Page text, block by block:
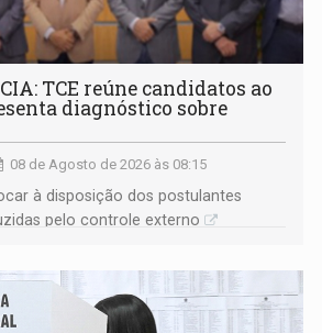
TCE reúne candidatos ao
diagnóstico sobre
08 de Agosto de 2026 às 08:15
à disposição dos postulantes
pelo controle externo